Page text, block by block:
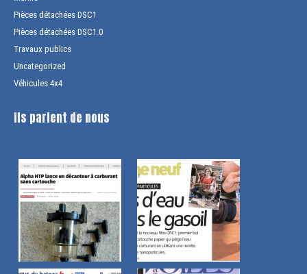
Pièces détachées DSC1
Pièces détachées DSC1.0
Travaux publics
Uncategorized
Véhicules 4x4
Ils parlent de nous